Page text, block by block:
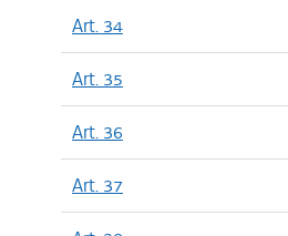
Art. 34
Art. 35
Art. 36
Art. 37